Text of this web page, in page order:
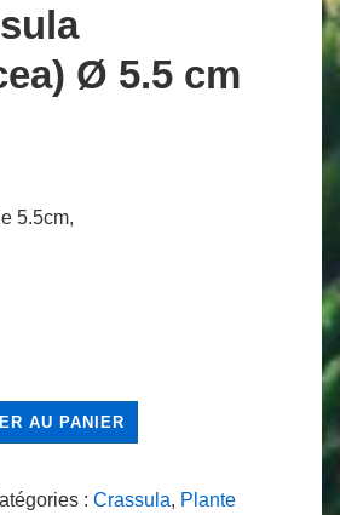
Ø 5.5 cm
5.5cm,
AU PANIER
: Crassula, Plante